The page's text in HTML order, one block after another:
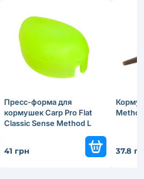
Пресс-форма для
кормушек Carp Pro Flat
Classic Sense Method L
41 грн 37.8